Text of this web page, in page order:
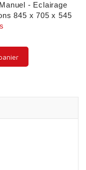
- Eclairage
845 x 705 x 545